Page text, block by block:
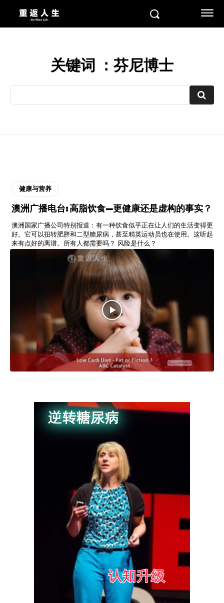
关键词 ： 芬尼博士
健康与营养
澳洲广播电台: 高脂饮食—更健康还是虚构的事实？
澳洲国家广播公司特别报道：有一种饮食似乎正在让人们的生活变得更
好。它可以扭转肥胖和二型糖尿病，甚至精英运动员也在使用。这听起
来有点好的离谱。所有人都需要吗？ 风险是什么？